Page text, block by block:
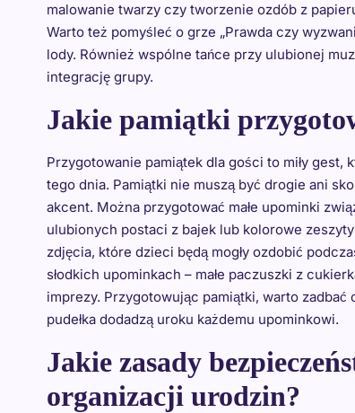
malowanie twarzy czy tworzenie ozdób z
Warto też pomyśleć o grze „Prawda czy
lody. Również wspólne tańce przy ulubionej
integrację grupy.
Jakie pamiątki
Przygotowanie pamiątek dla gości to miły gest,
tego dnia. Pamiątki nie muszą być drogie ani
akcent. Można przygotować małe upominki
ulubionych postaci z bajek lub kolorowe
zdjęcia, które dzieci będą mogły ozdobić
słodkich upominkach – małe paczuszki z
imprezy. Przygotowując pamiątki, warto
pudełka dodadzą uroku każdemu upominkowi.
Jakie zasady
organizacji urodzin?